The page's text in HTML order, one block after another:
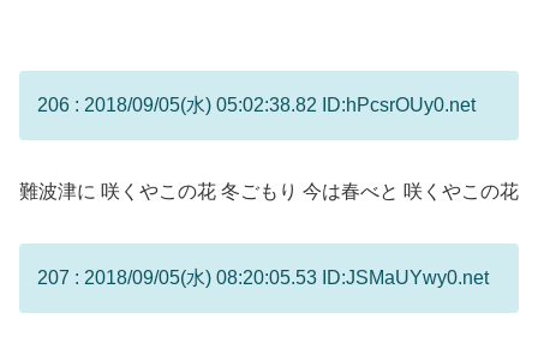
206 : 2018/09/05(水) 05:02:38.82 ID:hPcsrOUy0.net
難波津に 咲くやこの花 冬ごもり 今は春べと 咲くやこの花
207 : 2018/09/05(水) 08:20:05.53 ID:JSMaUYwy0.net